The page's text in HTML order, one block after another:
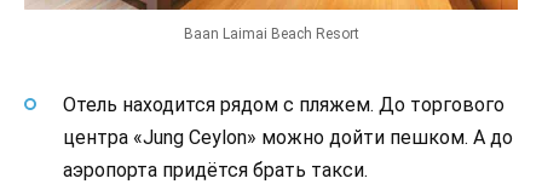
Baan Laimai Beach Resort
Отель находится рядом с пляжем. До торгового
центра «Jung Ceylon» можно дойти пешком. А до
аэропорта придётся брать такси.